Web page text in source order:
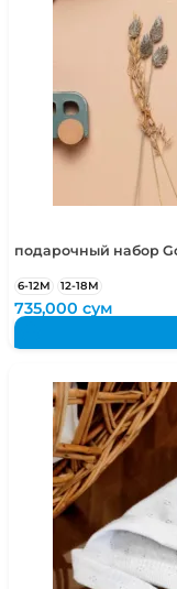
подарочный набор
6-12М 12-18М
735,000сум